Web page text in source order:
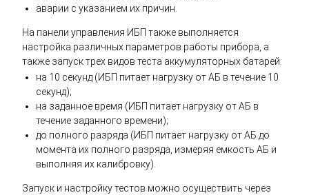
аварии с указанием их причин.
На панели управления ИБП также выполняется
настройка различных параметров работы прибора, а
также запуск трех видов теста аккумуляторных батарей:
на 10 секунд (ИБП питает нагрузку от АБ в течение 10
секунд);
на заданное время (ИБП питает нагрузку от АБ в
течение заданного времени);
до полного разряда (ИБП питает нагрузку от АБ до
момента их полного разряда, измеряя емкость АБ и
выполняя их калибровку).
Запуск и настройку тестов можно осуществить через